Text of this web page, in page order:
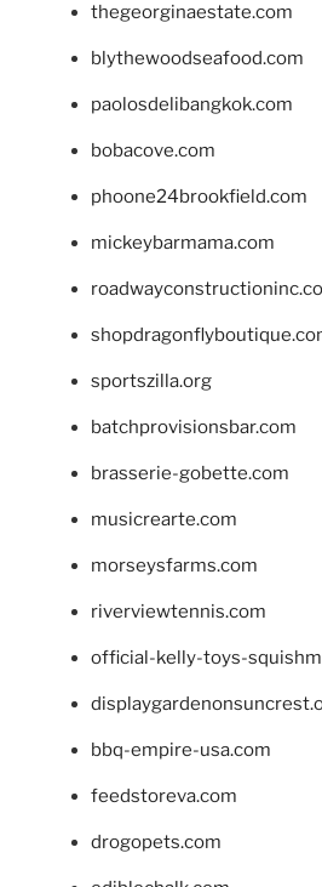
thegeorginaestate.com
blythewoodseafood.com
paolosdelibangkok.com
bobacove.com
phoone24brookfield.com
mickeybarmama.com
sportszilla.org
batchprovisionsbar.com
brasserie-gobette.com
musicrearte.com
morseysfarms.com
riverviewtennis.com
official-kelly-toys-
bbq-empire-usa.com
feedstoreva.com
drogopets.com